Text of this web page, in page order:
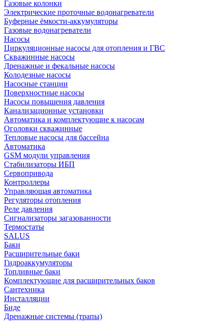
Газовые колонки
Электрические проточные водонагреватели
Буферные ёмкости-аккумуляторы
Газовые водонагреватели
Насосы
Циркуляционные насосы для отопления и ГВС
Скважинные насосы
Дренажные и фекальные насосы
Колодезные насосы
Насосные станции
Поверхностные насосы
Насосы повышения давления
Канализационные установки
Автоматика и комплектующие к насосам
Оголовки скважинные
Тепловые насосы для бассейна
Автоматика
GSM модули управления
Стабилизаторы ИБП
Сервопривода
Контроллеры
Управляющая автоматика
Регуляторы отопления
Реле давления
Сигнализаторы загазованности
Термостаты
SALUS
Баки
Расширительные баки
Гидроаккумуляторы
Топливные баки
Комплектующие для расширительных баков
Сантехника
Инсталляции
Биде
Дренажные системы (трапы)